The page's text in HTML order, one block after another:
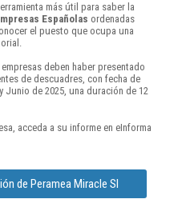
más útil para saber la
Españolas ordenadas
el puesto que ocupa una
deben haber presentado
de descuadres, con fecha de
Junio de 2025, una duración de 12
acceda a su informe en eInforma
de Peramea Miracle Sl